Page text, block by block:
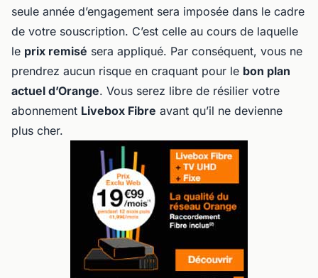
seule année d’engagement sera imposée dans le cadre
de votre souscription. C’est celle au cours de laquelle
le prix remisé sera appliqué. Par conséquent, vous ne
prendrez aucun risque en craquant pour le bon plan
actuel d’Orange. Vous serez libre de résilier votre
abonnement Livebox Fibre avant qu’il ne devienne
plus cher.